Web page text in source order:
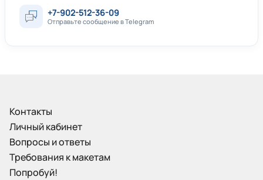
+7-902-512-36-09
Отправьте сообщение в Telegram
Контакты
Личный кабинет
Вопросы и ответы
Требования к макетам
Попробуй!